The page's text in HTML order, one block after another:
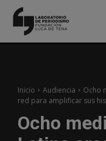
Inicio Audiencia
Ocho
red para amplificar sus
Ocho